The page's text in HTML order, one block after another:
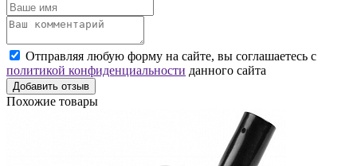
Отправляя любую форму на сайте, вы соглашаетесь с
политикой конфиденциальности данного сайта
Добавить отзыв
Похожие товары